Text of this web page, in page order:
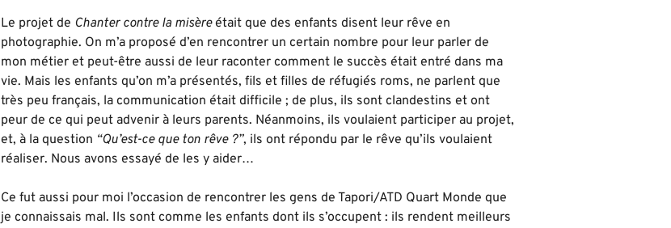
Le projet de Chanter contre la misèreétait que des enfants disent leur rêve en
photographie. On m’a proposé d’en rencontrer un certain nombre pour leur parler de
mon métier et peut-être aussi de leur raconter comment le succès était entré dans ma
vie. Mais les enfants qu’on m’a présentés, fils et filles de réfugiés roms, ne parlent que
très peu français, la communication était difficile ; de plus, ils sont clandestins et ont
peur de ce qui peut advenir à leurs parents. Néanmoins, ils voulaient participer au projet,
et, à la question “Qu’est-ce que ton rêve ?”, ils ont répondu par le rêve qu’ils voulaient
réaliser. Nous avons essayé de les y aider…
Ce fut aussi pour moi l’occasion de rencontrer les gens de Tapori/ATD Quart Monde que
je connaissais mal. Ils sont comme les enfants dont ils s’occupent : ils rendent meilleurs